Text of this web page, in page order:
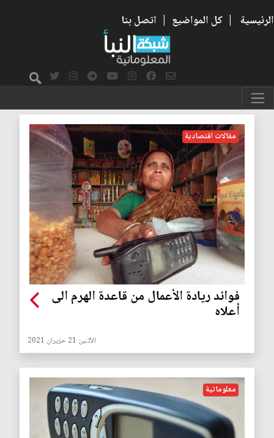
الرئيسية | كل المواضيع | اتصل بنا
هواتف
مقالات اقتصادية
فوائد ريادة الأعمال من قاعدة الهرم الى
أعلاه
الأثنين 21 حزيران 2021
معلوماتية